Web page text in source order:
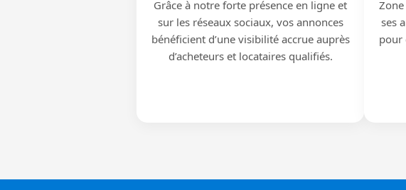
Grâce à notre forte présence en ligne et
sur les réseaux sociaux, vos annonces
bénéficient d’une visibilité accrue auprès
d’acheteurs et locataires qualifiés.
ses
pour